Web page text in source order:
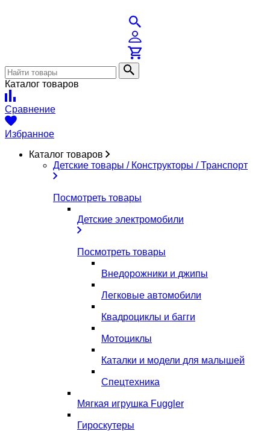
Каталог товаров
Сравнение
Избранное
Каталог товаров
Детские товары / Конструкторы / Транспорт
Посмотреть товары
Детские электромобили
Посмотреть товары
Внедорожники и джипы
Легковые автомобили
Квадроциклы и багги
Мотоциклы
Каталки и модели для малышей
Спецтехника
Мягкая игрушка Fuggler
Гироскутеры